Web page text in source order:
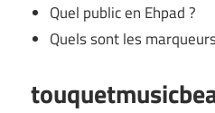
Quel public en Ehpad ?
Quels sont les